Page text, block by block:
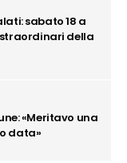
sabato 18 a
della
«Meritavo una
data»